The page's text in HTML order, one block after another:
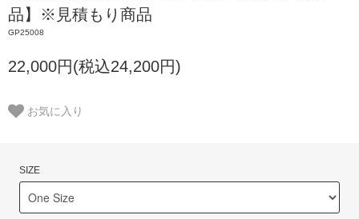
品】※見積もり商品
GP25008
22,000円(税込24,200円)
お気に入り
SIZE